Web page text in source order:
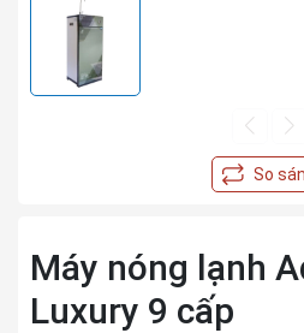
Máy nóng lạnh
Luxury 9 cấp